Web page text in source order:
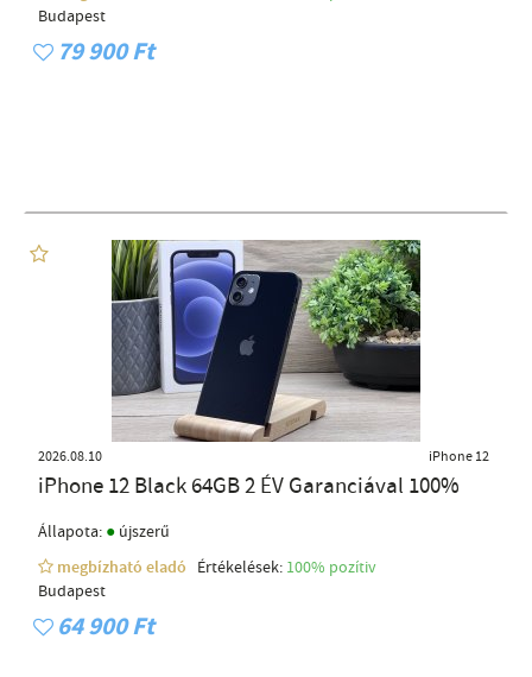
Budapest
79 900 Ft
2026.08.10 iPhone 12
iPhone 12 Black 64GB 2 ÉV Garanciával 100%
Állapota: ● újszerű
megbízható eladó
Értékelések: 100% pozítiv
Budapest
64 900 Ft